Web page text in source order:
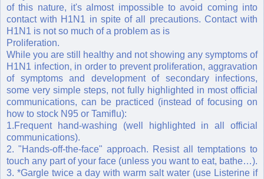
of this nature, it's almost impossible to avoid coming into
contact with H1N1 in spite of all precautions. Contact with
H1N1 is not so much of a problem as is
Proliferation.
While you are still healthy and not showing any symptoms of
H1N1 infection, in order to prevent proliferation, aggravation
of symptoms and development of secondary infections,
some very simple steps, not fully highlighted in most official
communications, can be practiced (instead of focusing on
how to stock N95 or Tamiflu):
1.Frequent hand-washing (well highlighted in all official
communications).
2. "Hands-off-the-face" approach. Resist all temptations to
touch any part of your face (unless you want to eat, bathe…).
3. *Gargle twice a day with warm salt water (use Listerine if